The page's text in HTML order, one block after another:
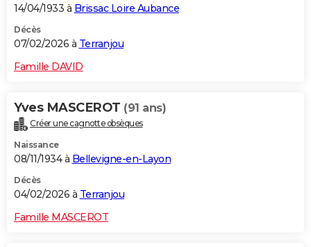
14/04/1933 à Brissac Loire Aubance
Décès
07/02/2026 à Terranjou
Famille DAVID
Yves MASCEROT (91 ans)
Créer une cagnotte obsèques
Naissance
08/11/1934 à Bellevigne-en-Layon
Décès
04/02/2026 à Terranjou
Famille MASCEROT